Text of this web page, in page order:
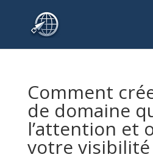
Comment
de domaine
l’attention et
votre